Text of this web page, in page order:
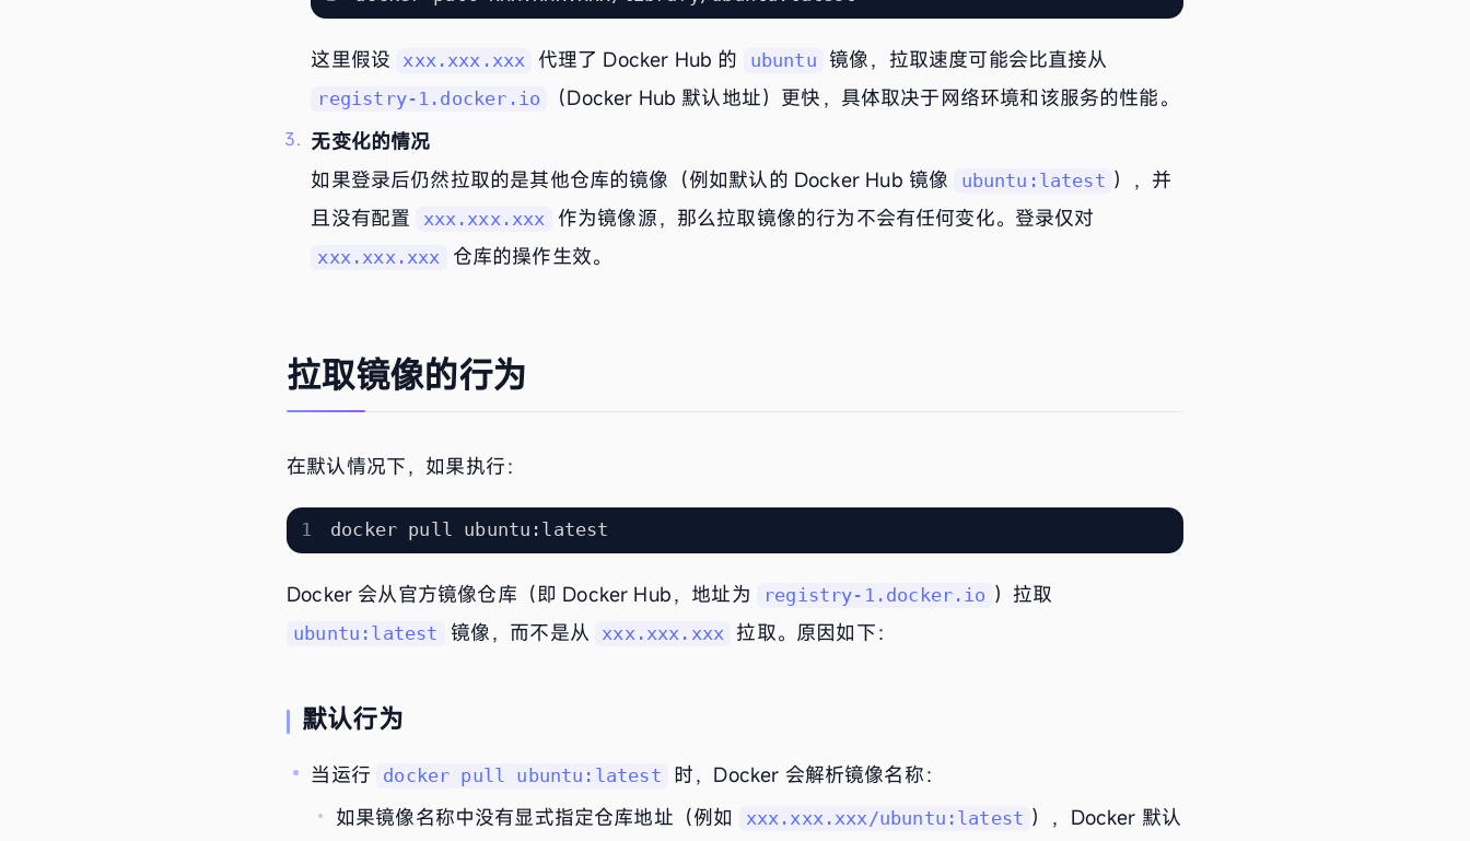
这里假设 xxx.xxx.xxx 代理了 Docker Hub 的 ubuntu 镜像，拉取速度可能会比直接从
registry-1.docker.io
（Docker Hub 默认地址）更快，具体取决于网络环境和该服务的性能。
无变化的情况
如果登录后仍然拉取的是其他仓库的镜像（例如默认的 Docker Hub 镜像
ubuntu:latest ），并
且没有配置
xxx.xxx.xxx 作为镜像源，那么拉取镜像的行为不会有任何变化。登录仅对
xxx.xxx.xxx 仓库的操作生效。
拉取镜像的行为
在默认情况下，如果执行：
Docker 会从官方镜像仓库（即 Docker Hub，地址为 registry-1.docker.io ）拉取
ubuntu:latest 镜像，而不是从 xxx.xxx.xxx 拉取。原因如下：
默认行为
当运行 docker pull ubuntu:latest
时，Docker 会解析镜像名称：
如果镜像名称中没有显式指定仓库地址（例如
xxx.xxx.xxx/ubuntu:latest ），Docker 默认